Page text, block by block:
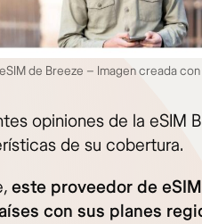
de Breeze – Imagen creada con
opiniones de la eSIM
de su cobertura.
este proveedor de eSIM
con sus planes